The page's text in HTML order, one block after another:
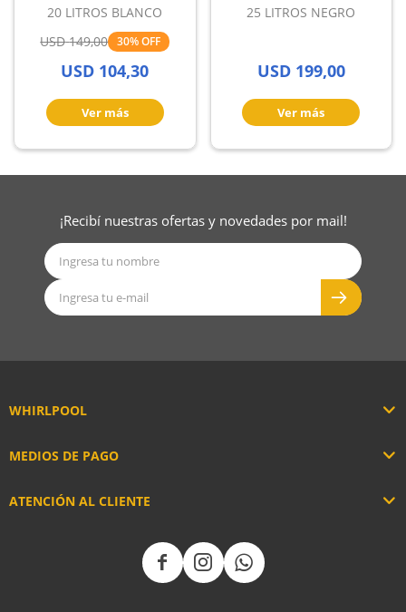
20 LITROS BLANCO
USD 149,00 30
USD 104,30
25 LITROS NEGRO
USD 199,00
WHIRLPOOL
ATENCIÓN AL CLIENTE
MEDIOS DE PAGO
¡Recibí nuestras ofertas y novedades por mail!
  